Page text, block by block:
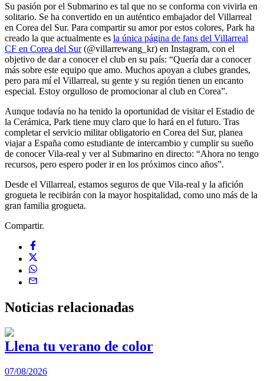
Su pasión por el Submarino es tal que no se conforma con vivirla en
solitario. Se ha convertido en un auténtico embajador del Villarreal
en Corea del Sur. Para compartir su amor por estos colores, Park ha
creado la que actualmente es la única página de fans del Villarreal
CF en Corea del Sur(@villarrewang_kr) en Instagram, con el
objetivo de dar a conocer el club en su país: “Quería dar a conocer
más sobre este equipo que amo. Muchos apoyan a clubes grandes,
pero para mí el Villarreal, su gente y su región tienen un encanto
especial. Estoy orgulloso de promocionar al club en Corea”.
Aunque todavía no ha tenido la oportunidad de visitar el Estadio de
la Cerámica, Park tiene muy claro que lo hará en el futuro. Tras
completar el servicio militar obligatorio en Corea del Sur, planea
viajar a España como estudiante de intercambio y cumplir su sueño
de conocer Vila-real y ver al Submarino en directo: “Ahora no tengo
recursos, pero espero poder ir en los próximos cinco años”.
Desde el Villarreal, estamos seguros de que Vila-real y la afición
grogueta le recibirán con la mayor hospitalidad, como uno más de la
gran familia grogueta.
Compartir.
Noticias relacionadas
Llena tu verano de color
07/08/2026